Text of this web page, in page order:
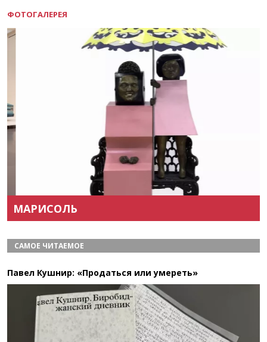
ФОТОГАЛЕРЕЯ
МАРИСОЛЬ
САМОЕ ЧИТАЕМОЕ
Павел Кушнир: «Продаться или умереть»